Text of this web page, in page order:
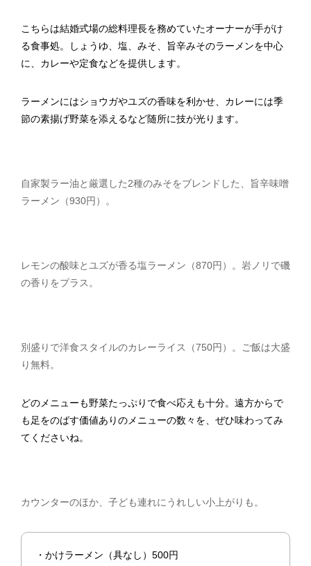
こちらは結婚式場の総料理長を務めていたオーナーが手がけ
る食事処。しょうゆ、塩、みそ、旨辛みそのラーメンを中心
に、カレーや定食などを提供します。
ラーメンにはショウガやユズの香味を利かせ、カレーには季
節の素揚げ野菜を添えるなど随所に技が光ります。
自家製ラー油と厳選した2種のみそをブレンドした、旨辛味噌
ラーメン（930円）。
レモンの酸味とユズが香る塩ラーメン（870円）。岩ノリで磯
の香りをプラス。
別盛りで洋食スタイルのカレーライス（750円）。ご飯は大盛
り無料。
どのメニューも野菜たっぷりで食べ応えも十分。遠方からで
も足をのばす価値ありのメニューの数々を、ぜひ味わってみ
てくださいね。
カウンターのほか、子ども連れにうれしい小上がりも。
・かけラーメン（具なし）500円